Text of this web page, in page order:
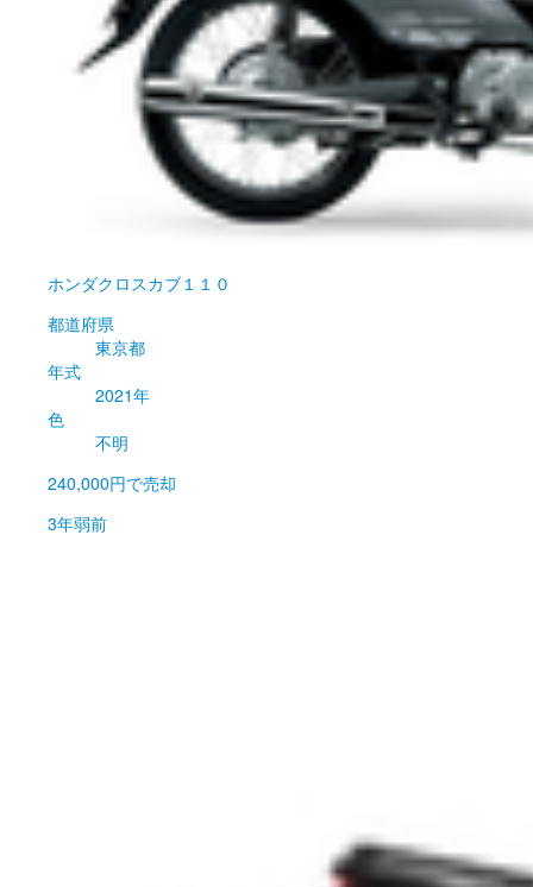
ホンダクロスカブ１１０
都道府県
東京都
年式
2021年
色
不明
240,000円で売却
3年弱前